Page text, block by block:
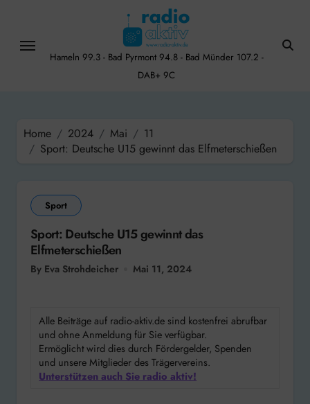
content
Hameln 99.3 - Bad Pyrmont 94.8 - Bad Münder 107.2 -
DAB+ 9C
Home 2024 Mai
11
Sport: Deutsche U15 gewinnt das Elfmeterschießen
Sport
Sport: Deutsche U15 gewinnt das
Elfmeterschießen
By Eva Strohdeicher Mai 11, 2024
Alle Beiträge auf radio-aktiv.de sind kostenfrei abrufbar
und ohne Anmeldung für Sie verfügbar.
Ermöglicht wird dies durch Fördergelder, Spenden
und unsere Mitglieder des Trägervereins.
Unterstützen auch Sie radio aktiv!